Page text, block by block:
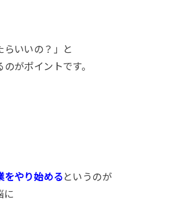
らいいの？」と
がポイントです。
をやり始める というのが
に